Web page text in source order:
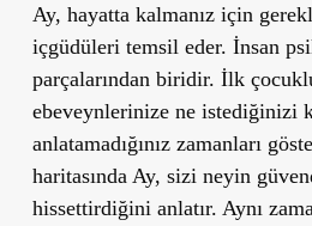
Ay, hayatta kalmanız için
içgüdüleri temsil eder. İnsan
parçalarından biridir. İlk
ebeveynlerinize ne istediğinizi
anlatamadığınız zamanları
haritasında Ay, sizi neyin
hissettirdiğini anlatır. Aynı